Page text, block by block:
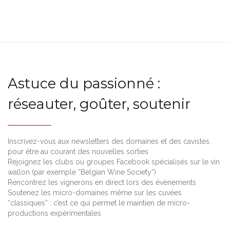
Astuce du passionné :
réseauter, goûter, soutenir
Inscrivez-vous aux newsletters des domaines et des cavistes,
pour être au courant des nouvelles sorties
Rejoignez les clubs ou groupes Facebook spécialisés sur le vin
wallon (par exemple “Belgian Wine Society”)
Rencontrez les vignerons en direct lors des évènements
Soutenez les micro-domaines même sur les cuvées
“classiques” : c’est ce qui permet le maintien de micro-
productions expérimentales